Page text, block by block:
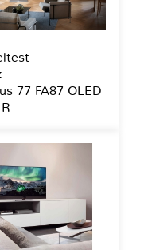
77 FA87 OLED